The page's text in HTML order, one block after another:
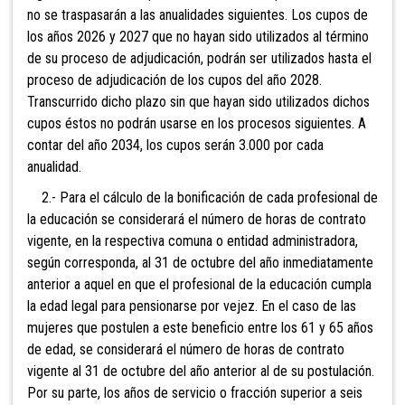
no se traspasarán a las anualidades siguientes. Los cupos de
los años 2026 y 2027 que no hayan sido utilizados al término
de su proceso de adjudicación, podrán ser utilizados hasta el
proceso de adjudicación de los cupos del año 2028.
Transcurrido dicho plazo sin que hayan sido utilizados dichos
cupos éstos no podrán usarse en los procesos siguientes. A
contar del año 2034, los cupos serán 3.000 por cada
anualidad.
2.- Para el cálculo de la bonificación de cada profesional de
la educación se considerará el número de horas de contrato
vigente, en la respectiva comuna o entidad administradora,
según corresponda, al 31 de octubre del año inmediatamente
anterior a aquel en que el profesional de la educación cumpla
la edad legal para pensionarse por vejez. En el caso de las
mujeres que postulen a este beneficio entre los 61 y 65 años
de edad, se considerará el número de horas de contrato
vigente al 31 de octubre del año anterior al de su postulación.
Por su parte, los años de servicio o fracción superior a seis